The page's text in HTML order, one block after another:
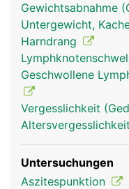
pankreas frau
Gewichtsabnahme
Untergewicht,
Harndrang
Geschwollene
Vergesslichkeit
Untersuchungen
Aszitespunktion